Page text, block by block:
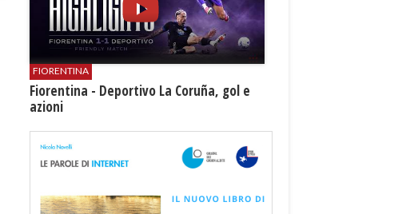
FIORENTINA
Fiorentina - Deportivo La Coruña, gol e
azioni